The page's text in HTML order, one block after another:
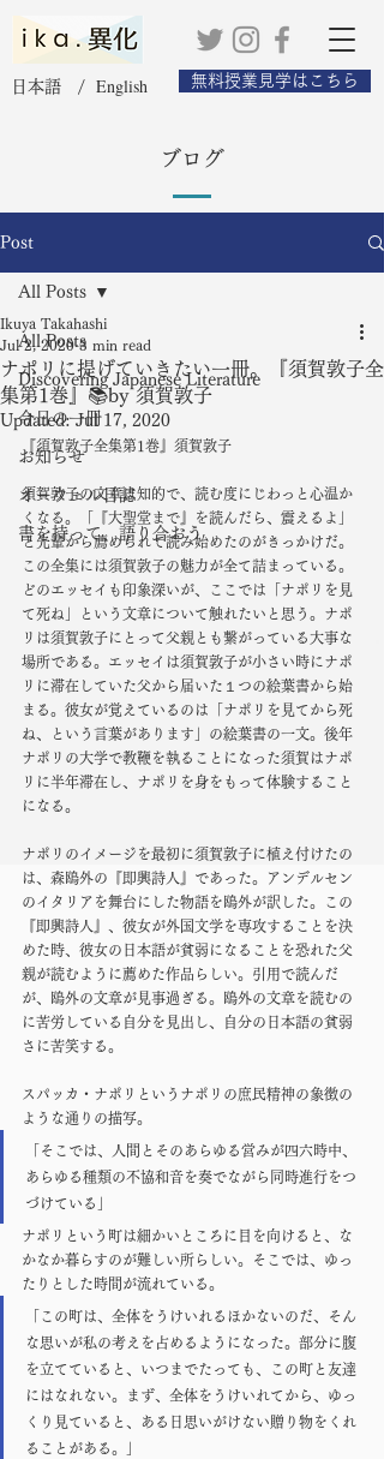
日本語 / English 無料授業見学はこちら
ブログ
Post
All Posts
Discovering Japanese Literature
今日の一冊
お知らせ
オーウェル日誌
書を持って、語り合おう
All Posts
ナポリに提げていきたい一冊。『須賀敦子全
集第1巻』📚by 須賀敦子
Ikuya Takahashi
Jul 2, 2020 3 min read
Updated:Jul 17, 2020
『須賀敦子全集第1巻』須賀敦子
須賀敦子の文章は知的で、読む度にじわっと心温か
くなる。「『大聖堂まで』を読んだら、震えるよ」
と先輩から薦められて読み始めたのがきっかけだ。
この全集には須賀敦子の魅力が全て詰まっている。
どのエッセイも印象深いが、ここでは「ナポリを見
て死ね」という文章について触れたいと思う。ナポ
リは須賀敦子にとって父親とも繋がっている大事な
場所である。エッセイは須賀敦子が小さい時にナポ
リに滞在していた父から届いた１つの絵葉書から始
まる。彼女が覚えているのは「ナポリを見てから死
ね、という言葉があります」の絵葉書の一文。後年
ナポリの大学で教鞭を執ることになった須賀はナポ
リに半年滞在し、ナポリを身をもって体験すること
になる。
ナポリのイメージを最初に須賀敦子に植え付けたの
は、森鴎外の『即興詩人』であった。アンデルセン
のイタリアを舞台にした物語を鴎外が訳した。この
『即興詩人』、彼女が外国文学を専攻することを決
めた時、彼女の日本語が貧弱になることを恐れた父
親が読むように薦めた作品らしい。引用で読んだ
が、鴎外の文章が見事過ぎる。鴎外の文章を読むの
に苦労している自分を見出し、自分の日本語の貧弱
さに苦笑する。
スパッカ・ナポリというナポリの庶民精神の象徴の
ような通りの描写。
「そこでは、人間とそのあらゆる営みが四六時中、
あらゆる種類の不協和音を奏でながら同時進行をつ
づけている」
ナポリという町は細かいところに目を向けると、な
かなか暮らすのが難しい所らしい。そこでは、ゆっ
たりとした時間が流れている。
「この町は、全体をうけいれるほかないのだ、そん
な思いが私の考えを占めるようになった。部分に腹
を立てていると、いつまでたっても、この町と友達
にはなれない。まず、全体をうけいれてから、ゆっ
くり見ていると、ある日思いがけない贈り物をくれ
ることがある。」